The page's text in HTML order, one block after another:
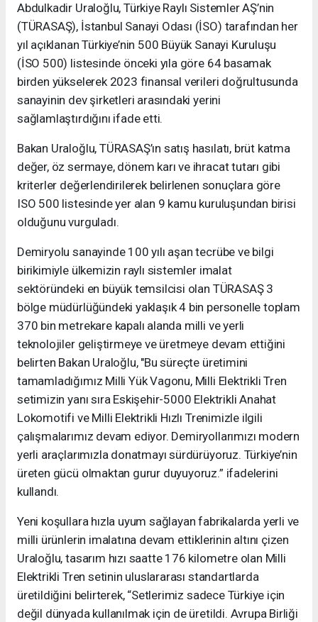
Abdulkadir Uraloğlu, Türkiye Raylı Sistemler AŞ’nin
(TÜRASAŞ), İstanbul Sanayi Odası (İSO) tarafından her
yıl açıklanan Türkiye’nin 500 Büyük Sanayi Kuruluşu
(İSO 500) listesinde önceki yıla göre 64 basamak
birden yükselerek 2023 finansal verileri doğrultusunda
sanayinin dev şirketleri arasındaki yerini
sağlamlaştırdığını ifade etti.
Bakan Uraloğlu, TÜRASAŞ’ın satış hasılatı, brüt katma
değer, öz sermaye, dönem karı ve ihracat tutarı gibi
kriterler değerlendirilerek belirlenen sonuçlara göre
ISO 500 listesinde yer alan 9 kamu kuruluşundan birisi
olduğunu vurguladı.
Demiryolu sanayinde 100 yılı aşan tecrübe ve bilgi
birikimiyle ülkemizin raylı sistemler imalat
sektöründeki en büyük temsilcisi olan TÜRASAŞ 3
bölge müdürlüğündeki yaklaşık 4 bin personelle toplam
370 bin metrekare kapalı alanda milli ve yerli
teknolojiler geliştirmeye ve üretmeye devam ettiğini
belirten Bakan Uraloğlu, "Bu süreçte üretimini
tamamladığımız Milli Yük Vagonu, Milli Elektrikli Tren
setimizin yanı sıra Eskişehir-5000 Elektrikli Anahat
Lokomotifi ve Milli Elektrikli Hızlı Trenimizle ilgili
çalışmalarımız devam ediyor. Demiryollarımızı modern
yerli araçlarımızla donatmayı sürdürüyoruz. Türkiye’nin
üreten gücü olmaktan gurur duyuyoruz.” ifadelerini
kullandı.
Yeni koşullara hızla uyum sağlayan fabrikalarda yerli ve
milli ürünlerin imalatına devam ettiklerinin altını çizen
Uraloğlu, tasarım hızı saatte 176 kilometre olan Milli
Elektrikli Tren setinin uluslararası standartlarda
üretildiğini belirterek, “Setlerimiz sadece Türkiye için
değil dünyada kullanılmak için de üretildi. Avrupa Birliği